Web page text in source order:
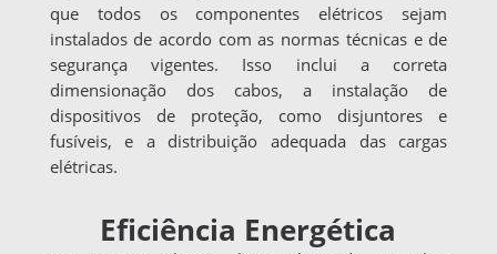
que todos os componentes elétricos sejam
instalados de acordo com as normas técnicas e de
segurança vigentes. Isso inclui a correta
dimensionação dos cabos, a instalação de
dispositivos de proteção, como disjuntores e
fusíveis, e a distribuição adequada das cargas
elétricas.
Eficiência Energética